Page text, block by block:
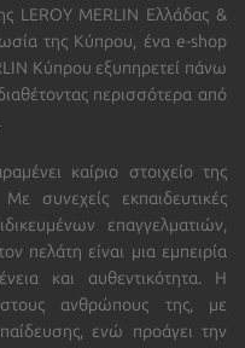
LEROY MERLIN Ελλάδας &
της Κύπρου, ένα e-shop
Κύπρου εξυπηρετεί πάνω
περισσότερα από
καίριο στοιχείο της
συνεχείς εκπαιδευτικές
επαγγελματιών,
πελάτη είναι μια εμπειρία
και αυθεντικότητα. Η
στους ανθρώπους της, με
ενώ προάγει την